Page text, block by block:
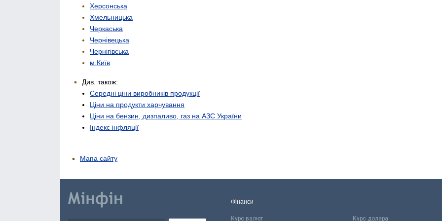
Херсонська
Хмельницька
Черкаська
Чернівецька
Чернігівська
м.Київ
Див. також:
Середні ціни виробників продукції
Ціни на продукти харчування
Ціни на бензин, дизпаливо, газ на АЗС України
Індекс інфляції
Мапа сайту
Фінанси
Курс валют Курс долара